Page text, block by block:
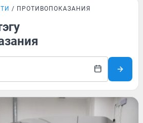
ПРОТИВОПОКАЗАНИЯ